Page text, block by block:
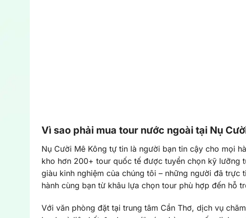
Vì sao phải mua tour nước ngoài tại Nụ
Nụ Cười Mê Kông tự tin là người bạn tin cậy cho mọi
kho hơn 200+ tour quốc tế được tuyển chọn kỹ lưỡng
giàu kinh nghiệm của chúng tôi – những người đã trực
hành cùng bạn từ khâu lựa chọn tour phù hợp đến hỗ
Với văn phòng đặt tại trung tâm Cần Thơ, dịch vụ